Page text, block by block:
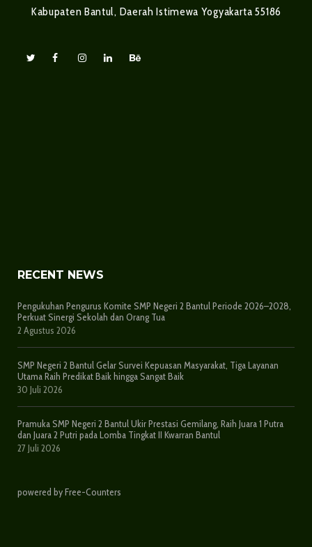
Kabupaten Bantul, Daerah Istimewa Yogyakarta 55186
RECENT NEWS
Pengukuhan Pengurus Komite SMP Negeri 2 Bantul Periode 2026–2028,
Perkuat Sinergi Sekolah dan Orang Tua
2 Agustus 2026
SMP Negeri 2 Bantul Gelar Survei Kepuasan Masyarakat, Tiga Layanan
Utama Raih Predikat Baik hingga Sangat Baik
30 Juli 2026
Pramuka SMP Negeri 2 Bantul Ukir Prestasi Gemilang, Raih Juara 1 Putra
dan Juara 2 Putri pada Lomba Tingkat II Kwarran Bantul
27 Juli 2026
powered by Free-Counters